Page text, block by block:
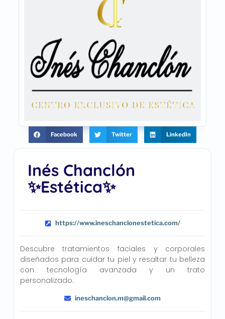
Inés Chanclón
✨Estética✨
https://www.ineschanclonestetica.com/
Descubre tratamientos faciales y corporales
diseñados para cuidar tu piel y resaltar tu belleza
con tecnología avanzada y un trato
personalizado.
ineschanclon.m@gmail.com
Facebook Twitter LinkedIn